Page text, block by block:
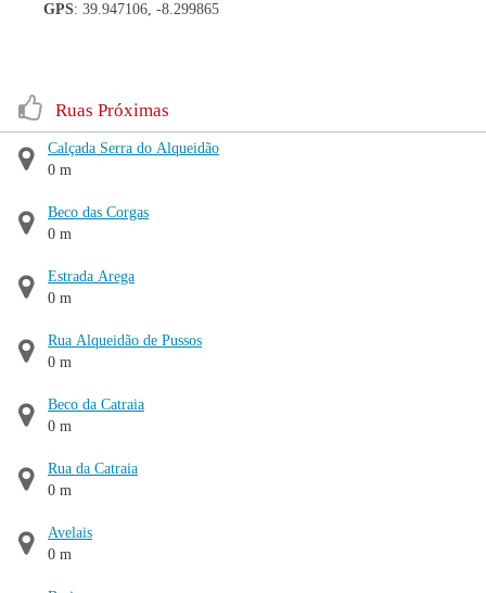
GPS: 39.947106, -8.299865
Ruas Próximas
Calçada Serra do Alqueidão
0 m
Beco das Corgas
0 m
Estrada Arega
0 m
Rua Alqueidão de Pussos
0 m
Beco da Catraia
0 m
Rua da Catraia
0 m
Avelais
0 m